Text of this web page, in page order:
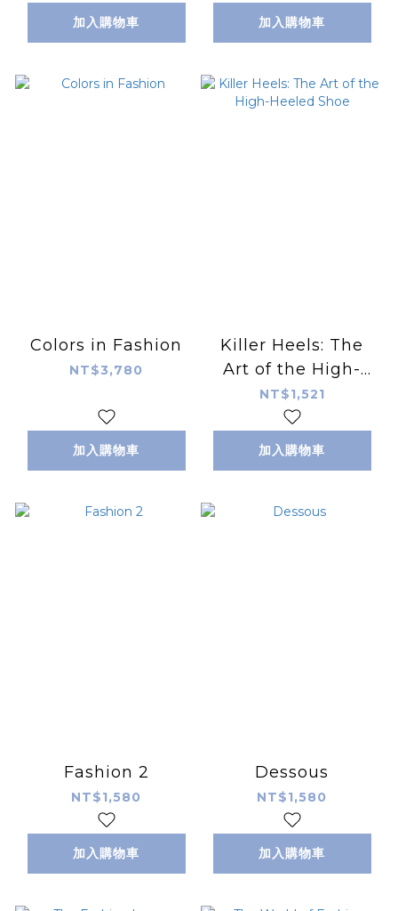
加入購物車 加入購物車
Colors in Fashion
NT$3,780
加入購物車
Killer Heels: The
Art of the High-
Heeled Shoe
NT$1,521
加入購物車
Fashion 2
NT$1,580
加入購物車
Dessous
NT$1,580
加入購物車